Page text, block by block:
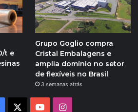
t e
Grupo Goglio compra
Cristal Embalagens e
amplia domínio no setor
de flexíveis no Brasil
3 semanas atrás
YouTubeInstagram